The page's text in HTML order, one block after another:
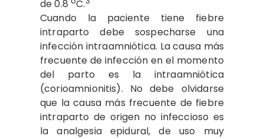
de 0.8 C.
Cuando la paciente tiene fiebre
intraparto debe sospecharse una
infección intraamniótica. La causa más
frecuente de infección en el momento
del parto es la intraamniótica
(corioamnionitis). No debe olvidarse
que la causa más frecuente de fiebre
intraparto de origen no infeccioso es
la analgesia epidural, de uso muy